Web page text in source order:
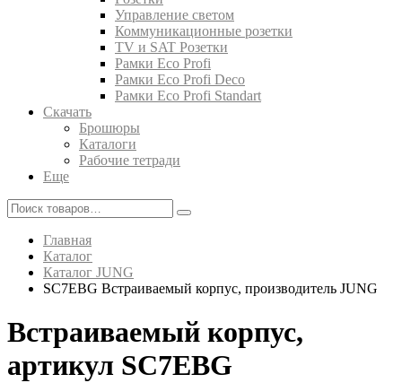
Управление светом
Коммуникационные розетки
TV и SAT Розетки
Рамки Eco Profi
Рамки Eco Profi Deco
Рамки Eco Profi Standart
Скачать
Брошюры
Каталоги
Рабочие тетради
Еще
Главная
Каталог
Каталог JUNG
SC7EBG Встраиваемый корпус, производитель JUNG
Встраиваемый корпус,
артикул SC7EBG